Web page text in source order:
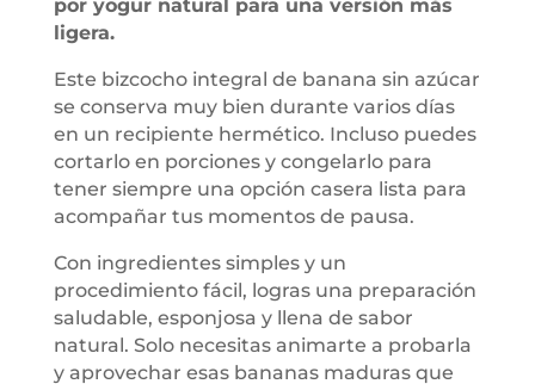
por yogur natural para una versión más
ligera.
Este bizcocho integral de banana sin azúcar
se conserva muy bien durante varios días
en un recipiente hermético. Incluso puedes
cortarlo en porciones y congelarlo para
tener siempre una opción casera lista para
acompañar tus momentos de pausa.
Con ingredientes simples y un
procedimiento fácil, logras una preparación
saludable, esponjosa y llena de sabor
natural. Solo necesitas animarte a probarla
y aprovechar esas bananas maduras que